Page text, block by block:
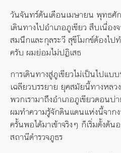
วันจันทร์ต้นเดือนเมษายน พุทธศั
เดินทางไปอำเภอภูเขียว สืบเนื่อ
สมนึกและกุลระวี สุขีโมกข์ต้องไ
ครับ ผมย่อมไม่ปฏิเสธ
การเดินทางสู่ภูเขียวไม่เป็นไปแ
เฉลียวบรรยาย ยุคสมัยนี้ทางหล
พวกเรามาถึงอำเภอภูเขียวตอนบ่
ผมทำความรู้จักดินแดนแห่งนี้จาก
ครั้นพอได้มาเข้าจริงๆ ก็เริ่มตั้งต้
สถานีตำรวจภูธร